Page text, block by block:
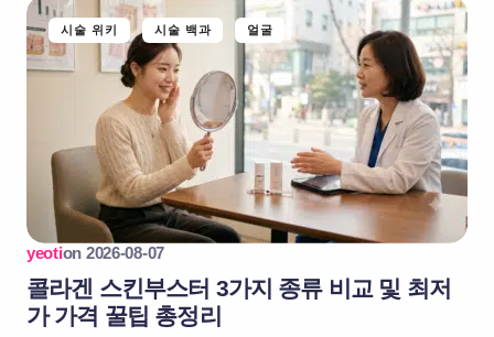
시술 위키 시술 백과 얼굴
yeotion 2026-08-07
콜라겐 스킨부스터 3가지 종류 비교 및 최저
가 가격 꿀팁 총정리